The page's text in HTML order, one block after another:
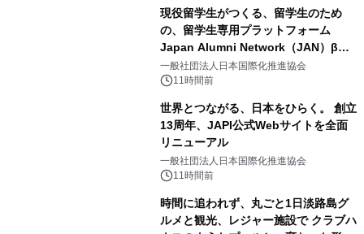
現役留学生がつくる、留学生のため
の、留学生専用プラットフォーム
Japan Alumni Network（JAN）β版
をリリース
一般社団法人日本国際化推進協会
11時間前
世界とつながる、日本をひらく。 創立
13周年、JAPI公式Webサイトを全面
リニューアル
一般社団法人日本国際化推進協会
11時間前
時間に追われず、丸ごと1日淡路島グ
ルメと観光、レジャー施設で クラブハ